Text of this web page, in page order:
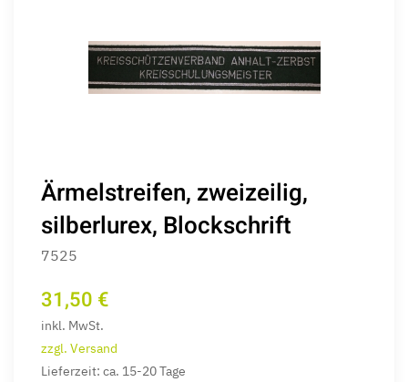
Ärmelstreifen, zweizeilig,
silberlurex, Blockschrift
7525
31,50 €
inkl. MwSt.
zzgl. Versand
Lieferzeit: ca. 15-20 Tage